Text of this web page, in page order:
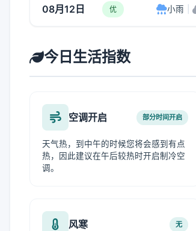
08月12日 优 小雨
今日生活指数
空调开启 部分时间开启
天气热，到中午的时候您将会感到有点
热，因此建议在午后较热时开启制冷空
调。
风寒 无